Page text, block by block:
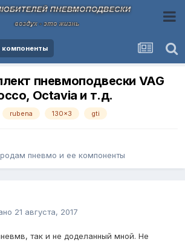
компоненты
пневмоподвески VAG
Octavia и т.д.
rubena 130x3 gti
пневмо и ее компоненты
21 августа, 2017
так и не доделанный мной. Не